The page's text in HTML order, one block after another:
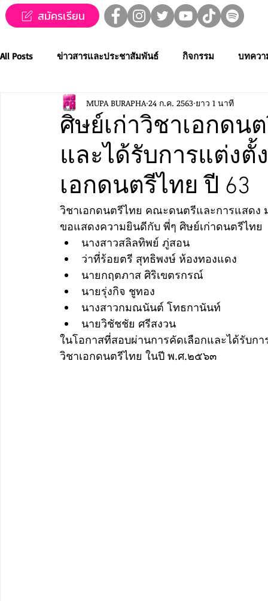
สมัครเรียน
All Posts ข่าวสารและประชาสัมพันธ์ กิจกรรม บทควา
ข่าวทุนการศึกษา MUPA ชวนชม👀🍿 MUPA On
Western Music Applied Performing Art Creative Thai
MUPA ACADEMY MUPAC การประชุมวิชาการและงาน
ศิษย์เก่าวิชาเอกดน
และได้รับการแต่งตั้
เอกดนตรีไทย ปี 63
MUPA BURAPHA 24 ก.ค. 2563 ยาว 1 นาที
วิชาเอกดนตรีไทย คณะดนตรีและการแสดง
ขอแสดงความยินดีกับ พี่ๆ ศิษย์เก่าดนตรีไทย
นางสาวสลิลทิพย์ ภู่สอน
ว่าที่ร้อยตรี สุทธิพงษ์ ห้องทองแดง
นายกฤตภาส ศิริเขตรกรณ์
นายรุ่งกิจ ชูทอง
นางสาวกมณนันต์ โทธกานันท์
นายวิชัชชัย ศรีสงวน
ในโอกาสที่สอบผ่านการคัดเลือกและได้รับก
วิชาเอกดนตรีไทย ในปี พ.ศ.๒๕๖๓